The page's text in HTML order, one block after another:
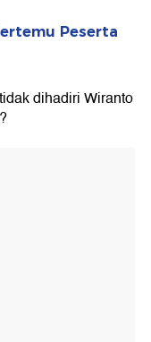
Peserta
dihadiri Wiranto